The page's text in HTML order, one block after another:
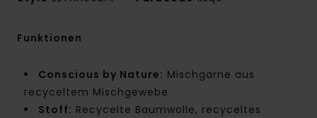
Funktionen
Conscious by Nature: Mischgarne aus
recyceltem Mischgewebe
Stoff: Recycelte Baumwolle, recyceltes